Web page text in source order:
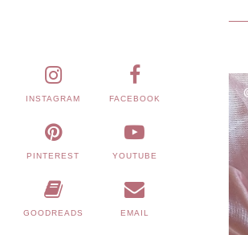
INSTAGRAM FACEBOOK
PINTEREST YOUTUBE
GOODREADS EMAIL